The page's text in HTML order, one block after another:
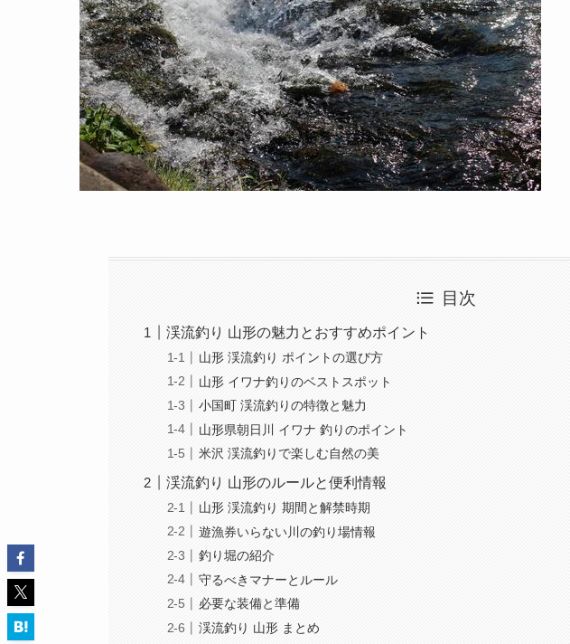
目次
渓流釣り 山形の魅力とおすすめポイント
山形 渓流釣り ポイントの選び方
山形 イワナ釣りのベストスポット
小国町 渓流釣りの特徴と魅力
山形県朝日川 イワナ 釣りのポイント
米沢 渓流釣りで楽しむ自然の美
渓流釣り 山形のルールと便利情報
山形 渓流釣り 期間と解禁時期
遊漁券いらない川の釣り場情報
釣り堀の紹介
守るべきマナーとルール
必要な装備と準備
渓流釣り 山形 まとめ